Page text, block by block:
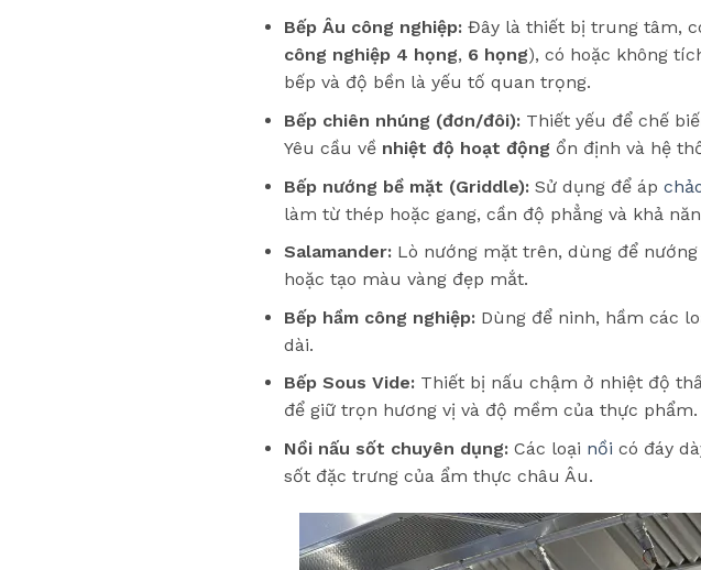
Bếp Âu công nghiệp:Đây là thiết bị trung tâm,
công nghiệp 4 họng, 6 họng), có hoặc không
bếp và độ bền là yếu tố quan trọng.
Bếp chiên nhúng (đơn/đôi):Thiết yếu để chế
Yêu cầu về nhiệt độ hoạt động ổn định và hệ
Bếp nướng bề mặt (Griddle):Sử dụng để áp
làm từ thép hoặc gang, cần độ phẳng và khả
Salamander:Lò nướng mặt trên, dùng để
hoặc tạo màu vàng đẹp mắt.
Bếp hầm công nghiệp:Dùng để ninh, hầm các
dài.
Bếp Sous Vide:Thiết bị nấu chậm ở nhiệt độ
để giữ trọn hương vị và độ mềm của thực phẩm.
Nồi nấu sốt chuyên dụng:Các loại nồi có đáy
sốt đặc trưng của ẩm thực châu Âu.